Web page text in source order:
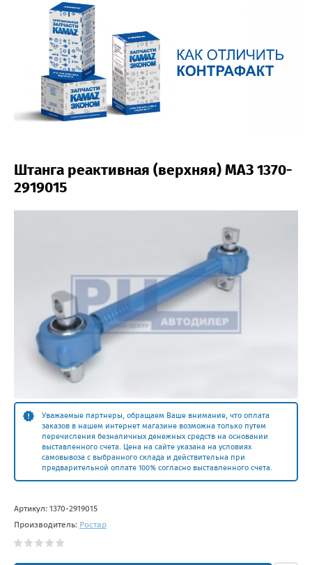
Штанга реактивная (верхняя) МАЗ 1370-
2919015
Уважаемые партнеры, обращаем Ваше внимание, что оплата
заказов в нашем интернет магазине возможна только путем
перечисления безналичных денежных средств на основании
выставленного счета. Цена на сайте указана на условиях
самовывоза с выбранного склада и действительна при
предварительной оплате 100% согласно выставленного счета.
Артикул: 1370-2919015
Производитель: Ростар